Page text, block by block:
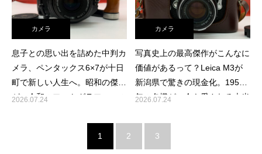
カメラ
息子との思い出を詰めた中判カ
メラ、ペンタックス6×7が十日
町で新しい人生へ。昭和の傑作
が、令和のフォトグラファーの
2026.07.24
カメラ
写真史上の最高傑作がこんなに
価値があるって？Leica M3が
新潟県で驚きの現金化。1954
年の名機が、今も愛される本当
2026.07.24
1 2 3